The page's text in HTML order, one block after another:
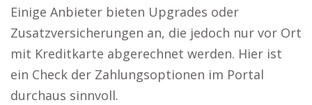
Einige Anbieter bieten Upgrades oder
Zusatzversicherungen an, die jedoch nur vor Ort
mit Kreditkarte abgerechnet werden. Hier ist
ein Check der Zahlungsoptionen im Portal
durchaus sinnvoll.